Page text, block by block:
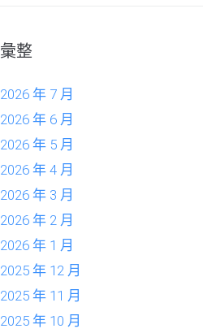
彙整
2026 年 7 月
2026 年 6 月
2026 年 5 月
2026 年 4 月
2026 年 3 月
2026 年 2 月
2026 年 1 月
2025 年 12 月
2025 年 11 月
2025 年 10 月